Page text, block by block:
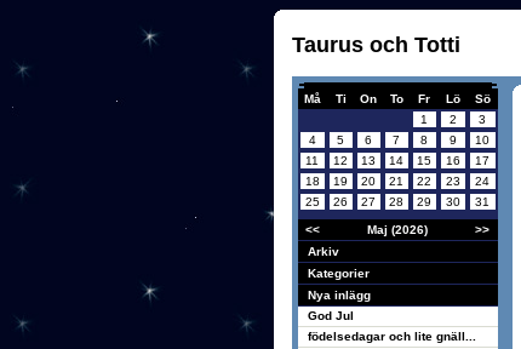
Taurus och Totti
Må Ti On To Fr Lö
Sö
1
2
3
4
5 6 7 8 9
10
11
12 13 14 15 16
17
18
19 20 21 22 23
24
25
26 27 28 29 30 31
<< Maj (2026)
>>
Arkiv
Kategorier
Nya inlägg
God Jul
födelsedagar och lite gnäll...